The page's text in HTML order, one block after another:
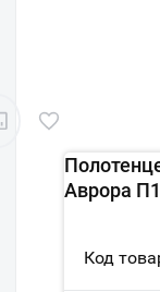
Аврора
Код